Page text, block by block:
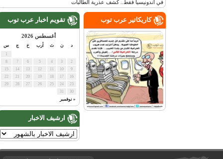
في أندونيسيا فقط.. كشف عذرية الطالبات
تقويم اخبار عرب توب
أغسطس 2026
أرب س
« نوفمبر
ارشيف الاخبار
كاريكاتير عرب توب